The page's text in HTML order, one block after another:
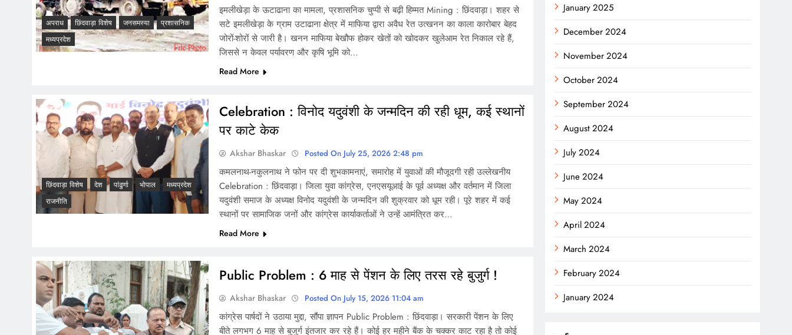
अपराध छिंदवाड़ा विशेष जनसमस्या
प्रशासनिक
मध्यप्रदेश
इमलीखेड़ा के ऊटाढाना का मामला, प्रशासनिक चुप्पी से बढ़ी हिम्मत Mining : छिंदवाड़ा। शहर से
सटे इमलीखेड़ा के ग्राम उटाढाना क्षेत्र में माफिया द्वारा अवैध रेत उत्खनन का काला कारोबार बेहद
जोरों-शोरों से जारी है। खनन माफिया बेखौफ होकर खेतों को खोदकर खुलेआम रेत निकाल रहे हैं,
जिससे न केवल पर्यावरण और कृषि भूमि को…
Read More
छिंदवाड़ा विशेष देश पांढुर्णा भोपाल
मध्यप्रदेश
राजनीति
Celebration : विनोद यदुवंशी के जन्मदिन की रही धूम, कई स्थानों
पर काटे केक
Akshar Bhaskar Posted On July 25, 2026 2:48 pm
कमलनाथ-नकुलनाथ ने फोन पर दी शुभकामनाएं, समारोह में युवाओं की मौजूदगी रही उल्लेखनीय
Celebration : छिंदवाड़ा। जिला युवा कांग्रेस, एनएसयूआई के पूर्व अध्यक्ष और वर्तमान में जिला
यदुवंशी समाज के अध्यक्ष विनोद यदुवंशी के जन्मदिन की शुक्रवार को धूम रही। पूरे शहर में कई
स्थानों पर सामाजिक जनों और कांग्रेस कार्याकर्ताओं ने उन्हें आमंत्रित कर…
Read More
Public Problem : 6 माह से पेंशन के लिए तरस रहे बुजुर्ग !
Akshar Bhaskar Posted On July 15, 2026 11:04 am
कांग्रेस पार्षदों ने उठाया मुद्दा, सौंपा ज्ञापन Public Problem : छिंदवाड़ा। सरकारी पेंशन के लिए
बीते लगभग 6 माह से बुजुर्ग इंतजार कर रहे हैं। कोई हर महीने बैंक के चक्कर काट रहा है तो कोई
January 2025
December 2024
November 2024
October 2024
September 2024
August 2024
July 2024
June 2024
May 2024
April 2024
March 2024
February 2024
January 2024